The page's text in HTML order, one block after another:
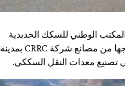
الوطني للسكك الحديدية
(ONCF) دفعة جديدة من القاطرات من سلسلة DO-70X، بعد خروجها من مصانع شركة CRRC بمدينة